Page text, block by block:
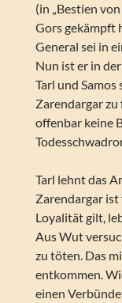
(in „Bestien
Gors gekämpft
General sei in
Nun ist er in
Tarl und
Zarendargar zu
offenbar keine
Tarl lehnt das
Zarendargar ist
Loyalität gilt,
Aus Wut
zu töten. Das
entkommen.
einen